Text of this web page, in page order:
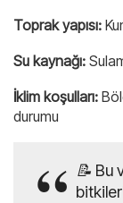
Toprak yapısı:
Su kaynağı:
İklim koşulları:
durumu
📝 Bu